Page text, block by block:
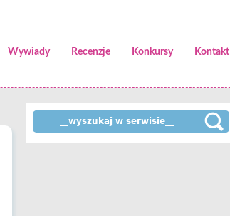
Wywiady Recenzje Konkursy Kontakt